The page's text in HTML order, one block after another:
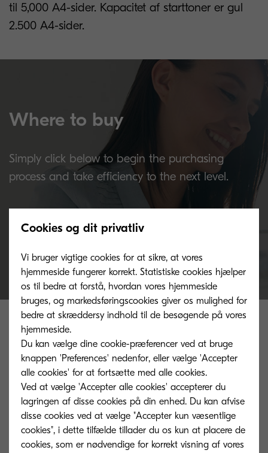
til 5,000 A4-sider. Kapacitet af starttoner er gul
2.500 A4-sider.
Where to buy
Simply click below to begin the purchasing
process and take efficiency to the next level.
Buy now
Related products
Cookies og dit privatliv
Vi bruger vigtige cookies for at sikre, at vores
hjemmeside fungerer korrekt. Statistiske cookies hjælper
os til bedre at forstå, hvordan vores hjemmeside
bruges, og markedsføringscookies giver os mulighed for
bedre at skræddersy indhold til de besøgende på vores
hjemmeside.
Du kan vælge dine cookie-præferencer ved at bruge
knappen 'Preferences' nedenfor, eller vælge 'Accepter
alle cookies' for at fortsætte med alle cookies.
Ved at vælge 'Accepter alle cookies' accepterer du
lagringen af ​​disse cookies på din enhed. Du kan afvise
disse cookies ved at vælge "Accepter kun væsentlige
cookies", i dette tilfælde tillader du os kun at placere de
cookies, som er nødvendige for korrekt visning af vores